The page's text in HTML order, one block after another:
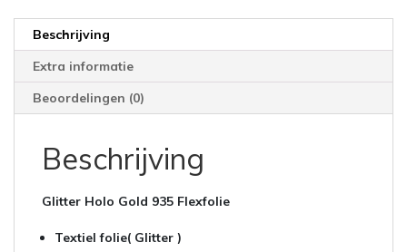
Beschrijving
Extra informatie
Beoordelingen (0)
Beschrijving
Glitter Holo Gold 935 Flexfolie
Textiel folie( Glitter )